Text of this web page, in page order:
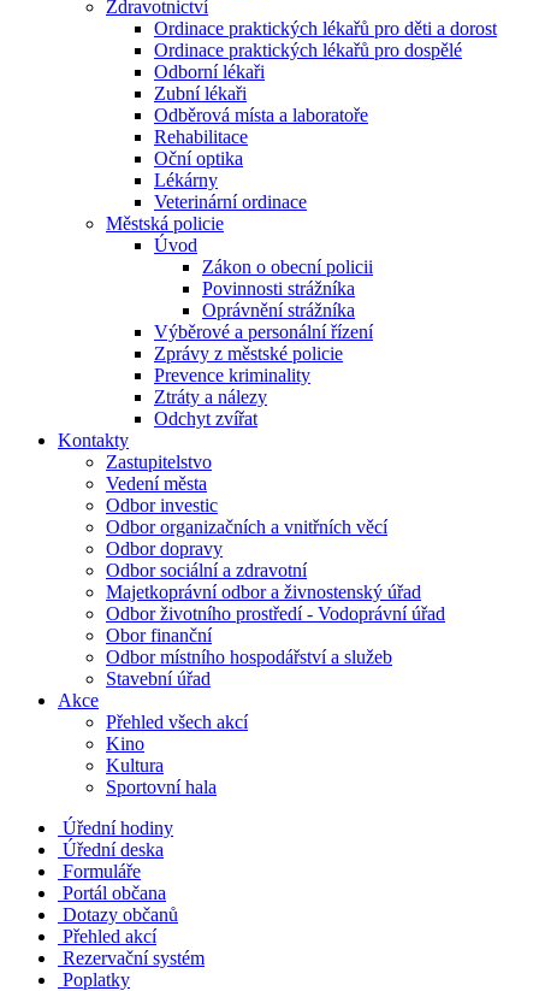
Zdravotnictví
Ordinace praktických lékařů pro děti a dorost
Ordinace praktických lékařů pro dospělé
Odborní lékaři
Zubní lékaři
Odběrová místa a laboratoře
Rehabilitace
Oční optika
Lékárny
Veterinární ordinace
Městská policie
Úvod
Zákon o obecní policii
Povinnosti strážníka
Oprávnění strážníka
Výběrové a personální řízení
Zprávy z městské policie
Prevence kriminality
Ztráty a nálezy
Odchyt zvířat
Kontakty
Zastupitelstvo
Vedení města
Odbor investic
Odbor organizačních a vnitřních věcí
Odbor dopravy
Odbor sociální a zdravotní
Majetkoprávní odbor a živnostenský úřad
Odbor životního prostředí - Vodoprávní úřad
Obor finanční
Odbor místního hospodářství a služeb
Stavební úřad
Akce
Přehled všech akcí
Kino
Kultura
Sportovní hala
Úřední hodiny
Úřední deska
Formuláře
Portál občana
Dotazy občanů
Přehled akcí
Rezervační systém
Poplatky